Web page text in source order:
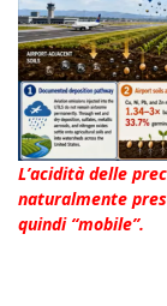
L’acidità delle
naturalmente
quindi “mobile”.